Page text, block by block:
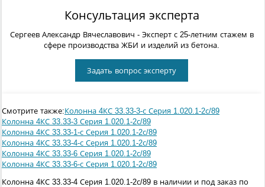
Консультация эксперта
Сергеев Александр Вячеславович - Эксперт с 25-летним стажем в
сфере производства ЖБИ и изделий из бетона.
Задать вопрос эксперту
Смотрите также:Колонна 4КС 33.33-3-с Серия 1.020.1-2с/89
Колонна 4КС 33.33-3 Серия 1.020.1-2с/89
Колонна 4КС 33.33-1-с Серия 1.020.1-2с/89
Колонна 4КС 33.33-4-с Серия 1.020.1-2с/89
Колонна 4КС 33.33-6 Серия 1.020.1-2с/89
Колонна 4КС 33.33-6-с Серия 1.020.1-2с/89
Колонна 4КС 33.33-4 Серия 1.020.1-2с/89 в наличии и под заказ по